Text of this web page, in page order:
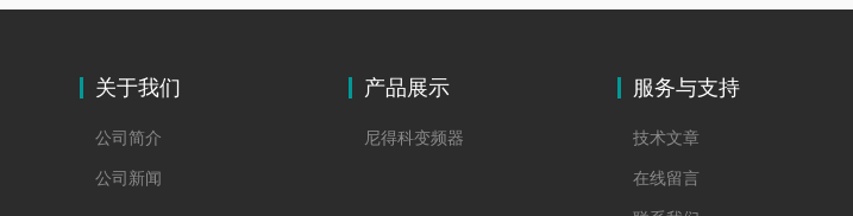
关于我们
公司简介
公司新闻
产品展示
尼得科变频器
服务与支持
技术文章
在线留言